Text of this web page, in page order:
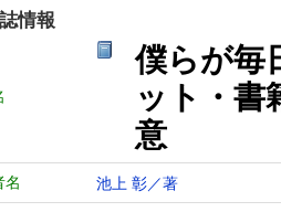
情報
僕らが
ット・書
意
名 池上 彰／著